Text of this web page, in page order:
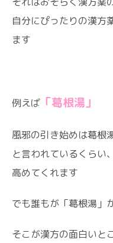
自分にぴったりの漢方
ます
例えば 「葛根湯」
風邪の引き始めは葛根
と言われているくらい
高めてくれます
でも誰もが「葛根湯」
そこが漢方の面白いと